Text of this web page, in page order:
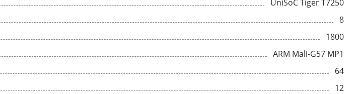
UniSoC Tiger T7250
8
1800
ARM Mali-G57 MP1
64
12